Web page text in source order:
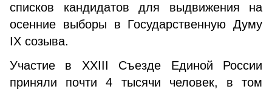
списков кандидатов для выдвижения на
осенние выборы в Государственную Думу
IX созыва.
Участие в XXIII Съезде Единой России
приняли почти 4 тысячи человек, в том